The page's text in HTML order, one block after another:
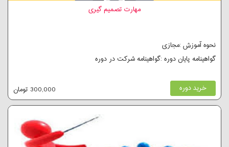
مهارت تصمیم گیری
نحوه آموزش :مجازی
گواهینامه پایان دوره :گواهینامه شرکت در دوره
خرید دوره 300,000 تومان